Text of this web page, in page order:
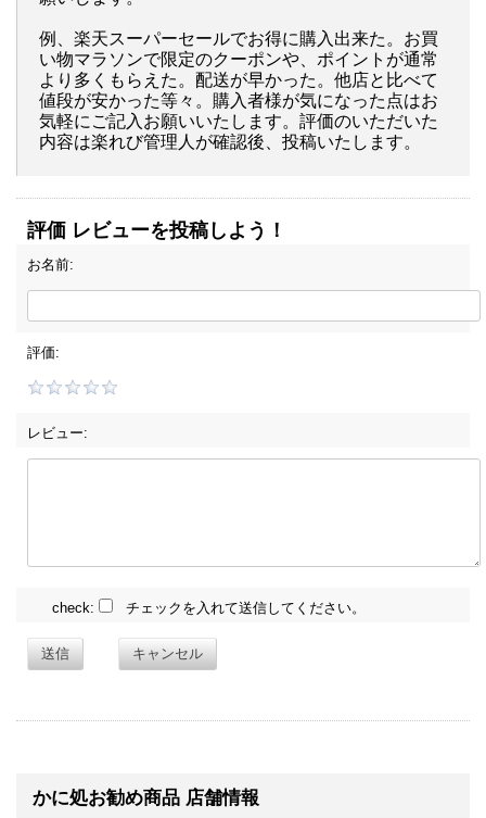
例、楽天スーパーセールでお得に購入出来た。お買
い物マラソンで限定のクーポンや、ポイントが通常
より多くもらえた。配送が早かった。他店と比べて
値段が安かった等々。購入者様が気になった点はお
気軽にご記入お願いいたします。評価のいただいた
内容は楽れび管理人が確認後、投稿いたします。
評価 レビューを投稿しよう！
お名前:
評価:
レビュー:
check: チェックを入れて送信してください。
送信 キャンセル
かに処お勧め商品 店舗情報